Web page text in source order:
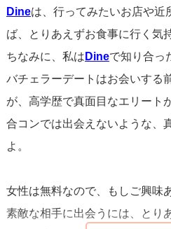
係性、共に成長していく喜びな
「好き」の形は変わっていくも
最初から「きゅんきゅん」する
人の存在が自分の人生にとって
であることが重要です。
小さな共感や日々の安心感から
コミュニケーションを通じて、
とです。一緒に笑い、共有でき
Dineは、行ってみたいお店や近
ば、とりあえずお食事に行く気
ちなみに、私は Dineで知り合っ
バチェラーデートはお会いする
が、高学歴で真面目なエリート
合コンでは出会えないような、
よ。
女性は無料なので、もしご興味
素敵な相手に出会うには、とり